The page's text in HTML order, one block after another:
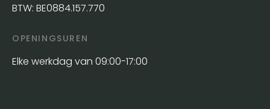
BTW: BE0884.157.770
OPENINGSUREN
Elke werkdag van 09:00-17:00